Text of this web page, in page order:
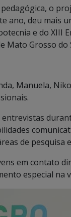
o
ano, deu
e do XIII
Mato Grosso do
Manuela,
de pesquisa
em contato
especial na